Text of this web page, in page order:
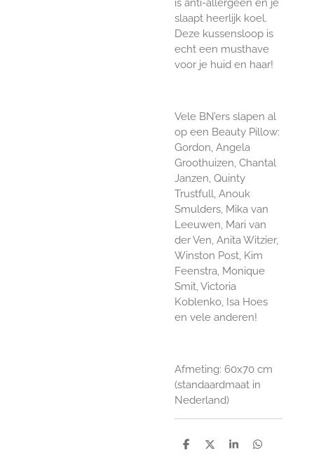
is anti-allergeen en je
slaapt heerlijk koel.
Deze kussensloop is
echt een musthave
voor je huid en haar!
Vele BN’ers slapen al
op een Beauty Pillow:
Gordon, Angela
Groothuizen, Chantal
Janzen, Quinty
Trustfull, Anouk
Smulders, Mika van
Leeuwen, Mari van
der Ven, Anita Witzier,
Winston Post, Kim
Feenstra, Monique
Smit, Victoria
Koblenko, Isa Hoes
en vele anderen!
Afmeting: 60x70 cm
(standaardmaat in
Nederland)
D
D
S
D